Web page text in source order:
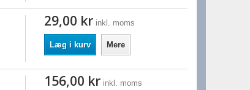
29,00 kr inkl. moms
Læg i kurv Mere
156,00 kr inkl. moms